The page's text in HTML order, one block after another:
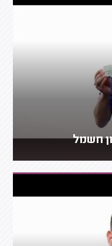
חשמל